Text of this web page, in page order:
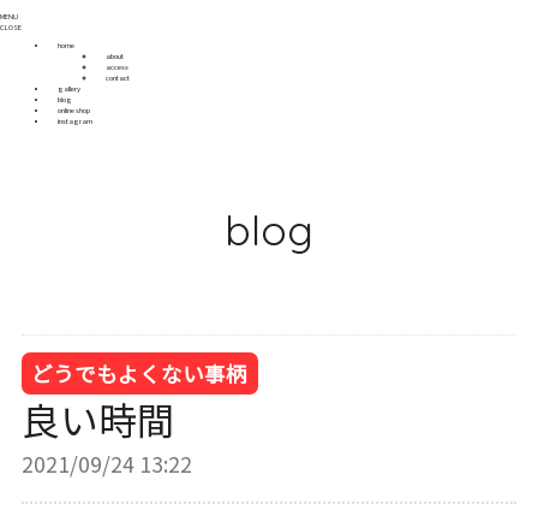
MENU
CLOSE
home
about
access
contact
gallery
blog
online shop
instagram
blog
どうでもよくない事柄
良い時間
2021/09/24 13:22